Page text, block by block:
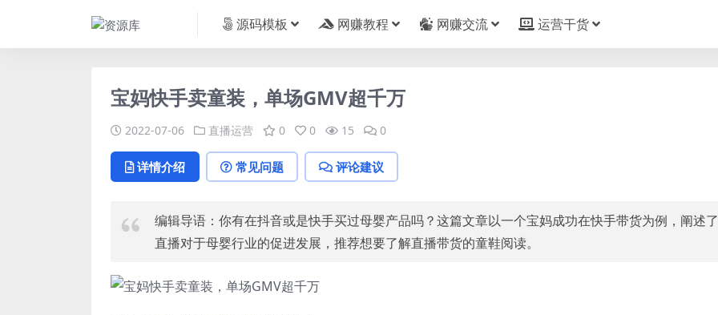
源码模板 网赚教程 网赚交流 运营干货
宝妈快手卖童装，单场GMV超千万
2022-07-06 直播运营 0 0 15 0
详情介绍 常见问题 评论建议
编辑导语：你有在抖音或是快手买过母婴产品吗？这篇文章以一个宝妈成功在快手带货为例，阐述了
直播对于母婴行业的促进发展，推荐想要了解直播带货的童鞋阅读。